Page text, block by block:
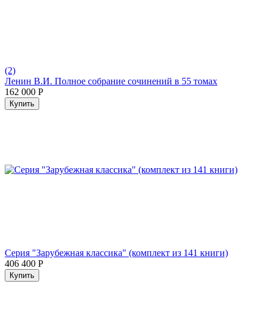
(2)
Ленин В.И. Полное собрание сочинений в 55 томах
162 000 Р
Купить
Серия "Зарубежная классика" (комплект из 141 книги)
406 400 Р
Купить